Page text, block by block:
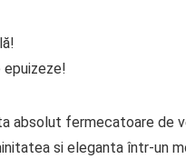
absolut fermecatoare
si eleganta într-un